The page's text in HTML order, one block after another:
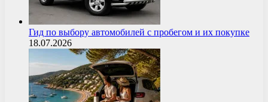
Гид по выбору автомобилей с пробегом и их покупке
18.07.2026